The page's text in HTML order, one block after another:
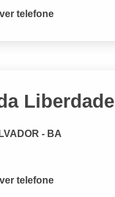
ver telefone
Liberdade
- BA
ver telefone